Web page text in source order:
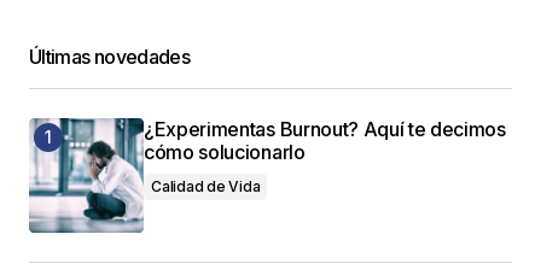
Últimas novedades
¿Experimentas Burnout? Aquí te decimos
cómo solucionarlo
Calidad de Vida